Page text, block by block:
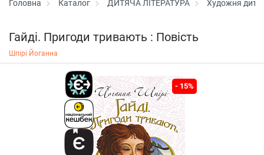
Головна Каталог ДИТЯЧА ЛІТЕРАТУРА Художня
Гайді. Пригоди тривають : Повість
Шпірі Йоганна
- 15%